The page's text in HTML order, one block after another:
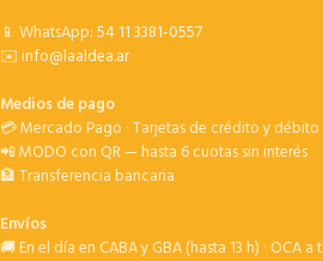
📱 WhatsApp:54 11 3381-0557
✉️info@laaldea.ar
Medios de pago
💳 Mercado Pago · Tarjetas de crédito y débito
📲 MODO con QR — hasta 6 cuotas sin interés
🏦 Transferencia bancaria
Envíos
🚚 En el día en CABA y GBA (hasta 13 h) · OCA